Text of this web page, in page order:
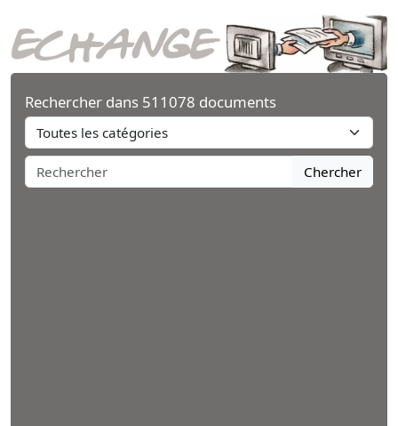
Rechercher dans 511078 documents
Chercher